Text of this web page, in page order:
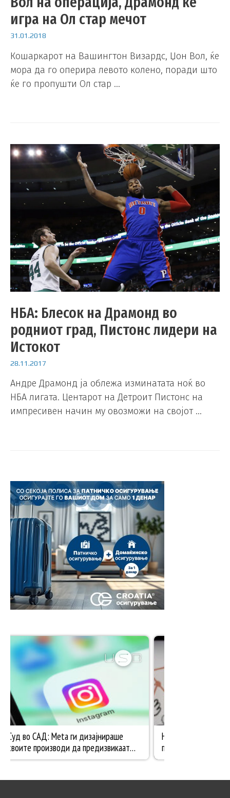
игра на Ол стар мечот
31.01.2018
Кошаркарот на Вашингтон Визардс, Џон Вол, ќе
мора да го оперира левото колено, поради што
ќе го пропушти Ол стар …
НБА: Блесок на Драмонд во
родниот град, Пистонс лидери на
Истокот
28.11.2017
Андре Драмонд ја облежа изминатата ноќ во
НБА лигата. Центарот на Детроит Пистонс на
импресивен начин му овозможи на својот …